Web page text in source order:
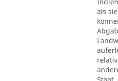
als